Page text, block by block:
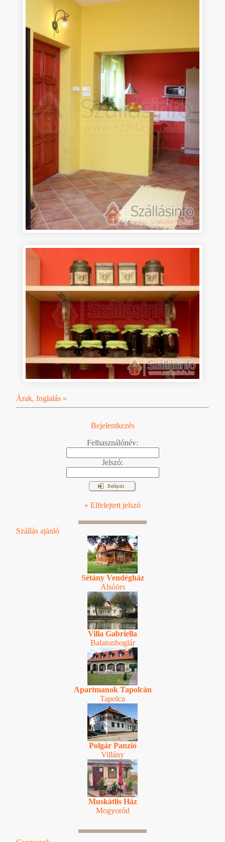
Árak, foglalás »
Bejelentkezés
Felhasználónév:
Jelszó:
» Elfelejtett jelszó
Szállás ajánló
Sétány Vendégház
Alsóörs
Villa Gabriella
Balatonboglár
Apartmanok Tapolcán
Tapolca
Polgár Panzió
Villány
Muskátlis Ház
Mogyoród